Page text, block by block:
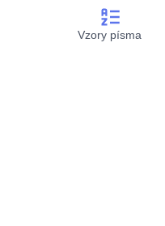
Vzory písma